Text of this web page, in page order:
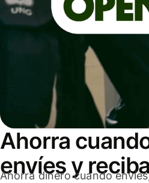
Ahorra
envíes y
Ahorra dinero cuando